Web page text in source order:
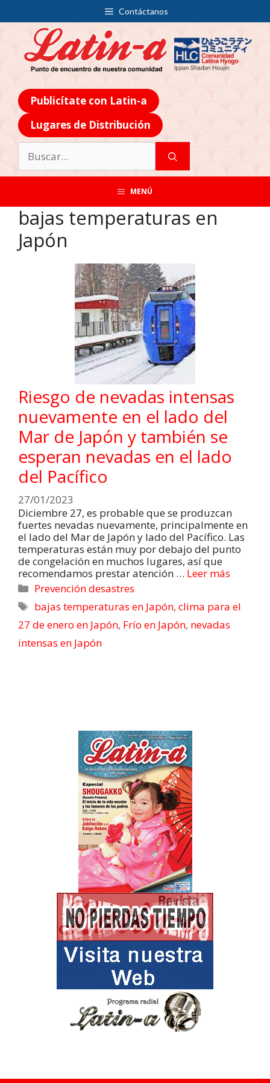
Contáctanos
Publicítate con Latin-a
Lugares de Distribución
MENÚ
bajas temperaturas en
Japón
Riesgo de nevadas intensas
nuevamente en el lado del
Mar de Japón y también se
esperan nevadas en el lado
del Pacífico
27/01/2023
Diciembre 27, es probable que se produzcan
fuertes nevadas nuevamente, principalmente en
el lado del Mar de Japón y lado del Pacífico. Las
temperaturas están muy por debajo del punto
de congelación en muchos lugares, así que
recomendamos prestar atención … Leer más
Prevención desastres
bajas temperaturas en Japón,clima para el
27 de enero en Japón, Frío en Japón, nevadas
intensas en Japón